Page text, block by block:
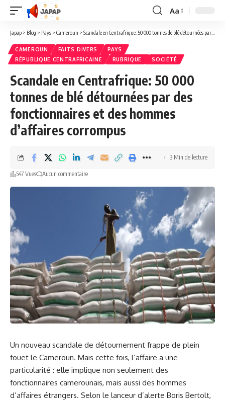
Redimensionner
la
Aa
Japap > Blog > Pays > Cameroun > Scandale en Centrafrique: 50 000 tonnes de blé détournées par des fonctionnaires et des hommes d’affaires corrompus
CAMEROUN FAITS DIVERS
PAYS
RÉPUBLIQUE CENTRAFRICAINE
RUBRIQUE SOCIÉTÉ
Scandale en Centrafrique: 50 000
tonnes de blé détournées par des
fonctionnaires et des hommes
d’affaires corrompus
547 Vues Aucun commentaire
3 Min de lecture
Un nouveau scandale de ⁢ détournement frappe de plein⁢
fouet ‌le Cameroun. Mais cette fois, l’affaire ‌a une
‌particularité : elle implique non seulement des
fonctionnaires camerounais, mais aussi des ‌hommes
⁢d’affaires étrangers. Selon⁤ le lanceur d’alerte Boris Bertolt,